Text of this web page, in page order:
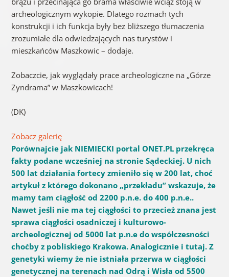
archeologicznym wykopie. Dlatego rozmach tych
konstrukcji i ich funkcja były bez bliższego tłumaczenia
zrozumiałe dla odwiedzających nas turystów i
mieszkańców Maszkowic – dodaje.
Zobaczcie, jak wyglądały prace archeologiczne na „Górze
Zyndrama” w Maszkowicach!
(DK)
Zobacz galerię
Porównajcie jak NIEMIECKI portal ONET.PL przekręca
fakty podane wcześniej na stronie Sądeckiej. U nich
500 lat działania fortecy zmieniło się w 200 lat, choć
artykuł z którego dokonano „przekładu” wskazuje, że
mamy tam ciągłość od 2200 p.n.e. do 400 p.n.e..
Nawet jeśli nie ma tej ciągłości to przecież znana jest
sprawa ciągłości osadniczej i kulturowo-
archeologicznej od 5000 lat p.n.e do współczesności
choćby z pobliskiego Krakowa. Analogicznie i tutaj. Z
genetyki wiemy że nie istniała przerwa w ciągłości
genetycznej na terenach nad Odrą i Wisła od 5500